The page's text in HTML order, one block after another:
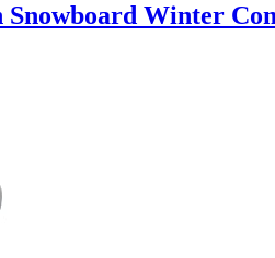
Winter